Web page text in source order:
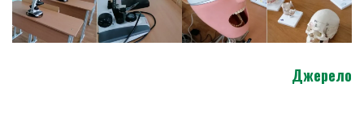
Джерело